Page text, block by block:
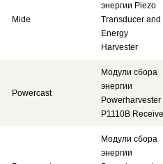
Mide
энергии Piezo
Transducer and
Energy
Harvester
Powercast
Модули сбора
энергии
Powerharvester
P1110B
Модули сбора
энергии